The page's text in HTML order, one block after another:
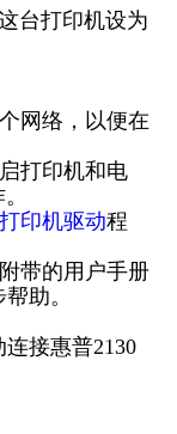
台打印机设为
网络，以便在
打印机和电
打印机驱动程
带的用户手册
助。
接惠普2130